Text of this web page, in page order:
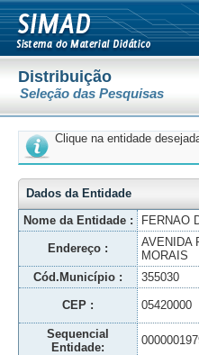
Distribuição
Seleção das Pesquisas
Clique na entidade
Dados da Entidade
Nome da Entidade :
FERNAO
Endereço :
AVENIDA
MORAIS
Cód.Município : 355030
CEP : 05420000
Sequencial
Entidade: